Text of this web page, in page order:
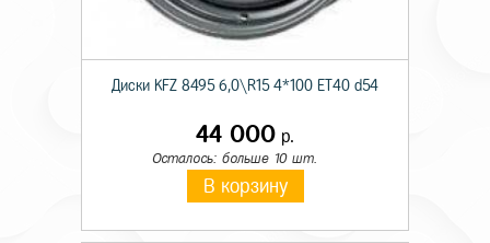
Диски KFZ 8495 6,0\R15 4*100 ET40 d54
44 000 р.
Осталось: больше 10 шт.
В корзину